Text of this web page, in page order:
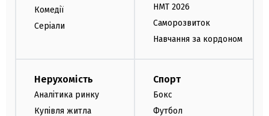
Комедії
Серіали
НМТ 2026
Саморозвиток
Навчання за кордоном
Нерухомість
Аналітика ринку
Купівля житла
Спорт
Бокс
Футбол